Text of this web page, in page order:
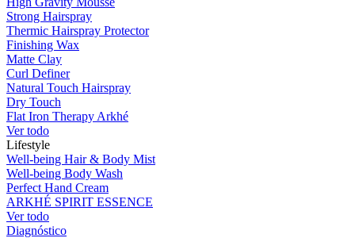
Strong Hairspray
Thermic Hairspray Protector
Finishing Wax
Matte Clay
Curl Definer
Natural Touch Hairspray
Dry Touch
Flat Iron Therapy Arkhé
Ver todo
Lifestyle
Well-being Hair & Body Mist
Well-being Body Wash
Perfect Hand Cream
ARKHÉ SPIRIT ESSENCE
Ver todo
Diagnóstico